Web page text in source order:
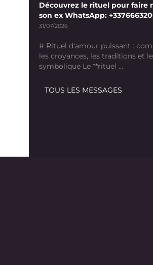
Découvrez le rituel pour faire
son ex WhatsApp:
31/07/2026
# Rituel d'amour puissant :
les croyances, les traditions et
symbolique Le **rituel ...
TOUS LES MESSAGES